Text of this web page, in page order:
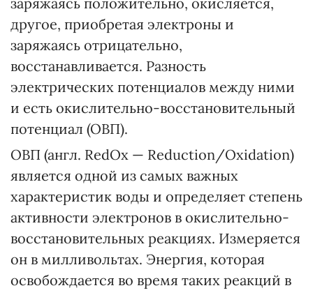
другое, приобретая электроны и
заряжаясь отрицательно,
восстанавливается. Разность
электрических потенциалов между ними
и есть окислительно-восстановительный
потенциал (ОВП).
ОВП (англ. RedOx — Reduction/Oxidation)
является одной из самых важных
характеристик воды и определяет степень
активности электронов в окислительно-
восстановительных реакциях. Измеряется
он в милливольтах. Энергия, которая
освобождается во время таких реакций в